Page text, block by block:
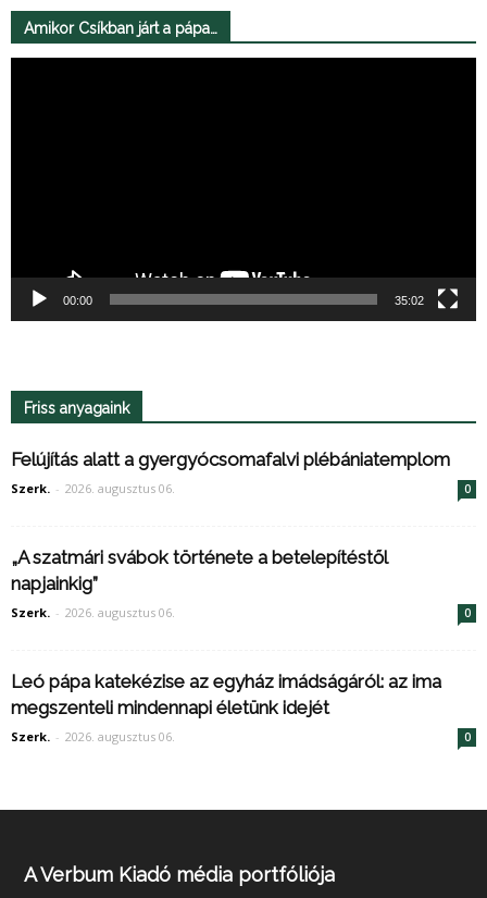
Amikor Csíkban járt a pápa…
00:00 35:02
Friss anyagaink
Felújítás alatt a gyergyócsomafalvi plébániatemplom
Szerk. - 2026. augusztus 06. 0
„A szatmári svábok története a betelepítéstől
napjainkig”
Szerk. - 2026. augusztus 06. 0
Leó pápa katekézise az egyház imádságáról: az ima
megszenteli mindennapi életünk idejét
Szerk. - 2026. augusztus 06. 0
A Verbum Kiadó média portfóliója